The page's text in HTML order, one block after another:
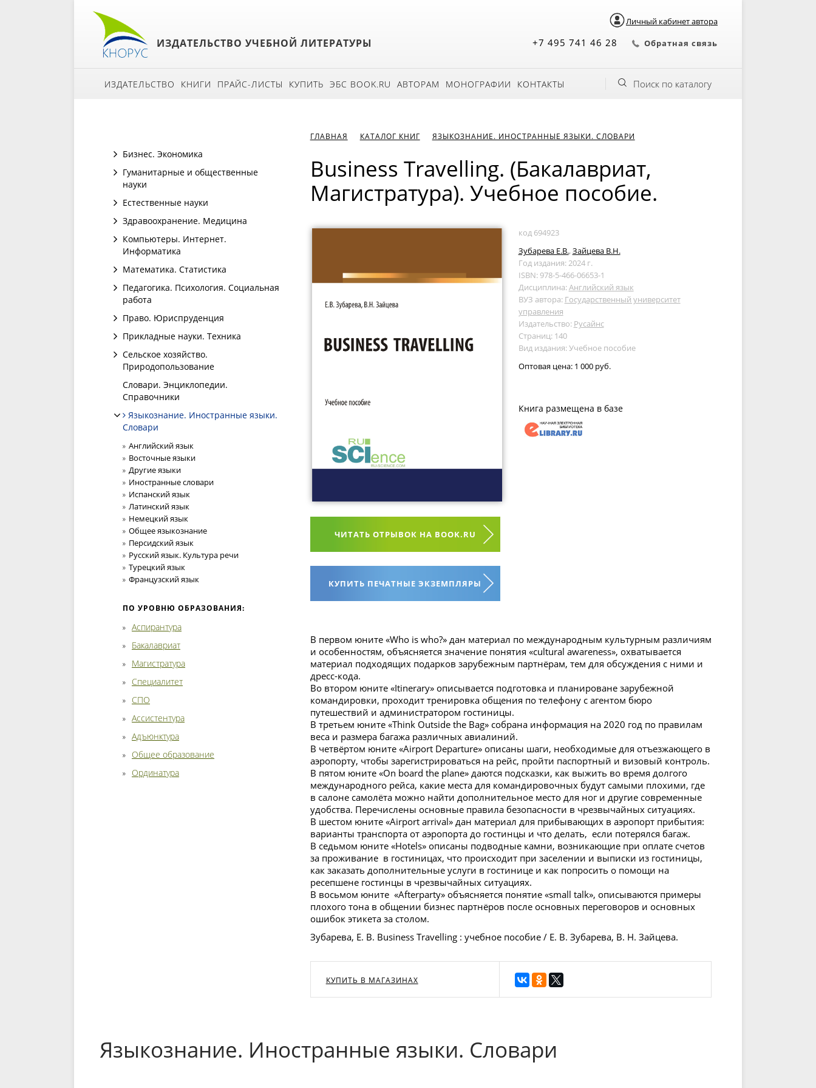
Личный кабинет автора
ИЗДАТЕЛЬСТВО УЧЕБНОЙ ЛИТЕРАТУРЫ +7 495 741 46 28 Обратная связь
ИЗДАТЕЛЬСТВО КНИГИ ПРАЙС-ЛИСТЫ КУПИТЬ ЭБС BOOK.RU АВТОРАМ МОНОГРАФИИ КОНТАКТЫ Поиск по каталогу
Бизнес. Экономика
Гуманитарные и общественные
науки
Естественные науки
Здравоохранение. Медицина
Компьютеры. Интернет.
Информатика
Математика. Статистика
Педагогика. Психология. Социальная
работа
Право. Юриспруденция
Прикладные науки. Техника
Сельское хозяйство.
Природопользование
Словари. Энциклопедии.
Справочники
Языкознание. Иностранные языки.
Словари
Английский язык
Восточные языки
Другие языки
Иностранные словари
Испанский язык
Латинский язык
Немецкий язык
Общее языкознание
Персидский язык
Русский язык. Культура речи
Турецкий язык
Французский язык
ПО УРОВНЮ ОБРАЗОВАНИЯ:
Аспирантура
Бакалавриат
Магистратура
Специалитет
СПО
Ассистентура
Адъюнктура
Общее образование
Ординатура
ГЛАВНАЯ КАТАЛОГ КНИГ ЯЗЫКОЗНАНИЕ. ИНОСТРАННЫЕ ЯЗЫКИ. СЛОВАРИ
Business Travelling. (Бакалавриат,
Магистратура). Учебное пособие.
ЧИТАТЬ ОТРЫВОК НА BOOK.RU
КУПИТЬ ПЕЧАТНЫЕ ЭКЗЕМПЛЯРЫ
код 694923
Зубарева Е.В., Зайцева В.Н.
Год издания: 2024 г.
ISBN: 978-5-466-06653-1
Дисциплина:Английский язык
ВУЗ автора: Государственный университет
управления
Издательство: Русайнс
Страниц: 140
Вид издания: Учебное пособие
Оптовая цена: 1 000 руб.
Книга размещена в базе
В первом юните «Who is who?» дан материал по международным культурным различиям
и особенностям, объясняется значение понятия «cultural awareness», охватывается
материал подходящих подарков зарубежным партнёрам, тем для обсуждения с ними и
дресс-кода.
Во втором юните «Itinerary» описывается подготовка и планироване зарубежной
командировки, проходит тренировка общения по телефону с агентом бюро
путешествий и администратором гостиницы.
В третьем юните «Think Outside the Bag» собрана информация на 2020 год по правилам
веса и размера багажа различных авиалиний.
В четвёртом юните «Airport Departure» описаны шаги, необходимые для отъезжающего в
аэропорту, чтобы зарегистрироваться на рейс, пройти паспортный и визовый контроль.
В пятом юните «On board the plane» даются подсказки, как выжить во время долгого
международного рейса, какие места для командировочных будут самыми плохими, где
в салоне самолёта можно найти дополнительное место для ног и другие современные
удобства. Перечислены основные правила безопасности в чрезвычайных ситуациях.
В шестом юните «Airport arrival» дан материал для прибывающих в аэропорт прибытия:
варианты транспорта от аэропорта до гостинцы и что делать, если потерялся багаж.
В седьмом юните «Hotels» описаны подводные камни, возникающие при оплате счетов
за проживание в гостиницах, что происходит при заселении и выписки из гостиницы,
как заказать дополнительные услуги в гостинице и как попросить о помощи на
ресепшене гостинцы в чрезвычайных ситуациях.
В восьмом юните «Afterparty» объясняется понятие «small talk», описываются примеры
плохого тона в общении бизнес партнёров после основных переговоров и основных
ошибок этикета за столом.
Зубарева, Е. В. Business Travelling : учебное пособие / Е. В. Зубарева, В. Н. Зайцева.
КУПИТЬ В МАГАЗИНАХ
Языкознание. Иностранные языки. Словари